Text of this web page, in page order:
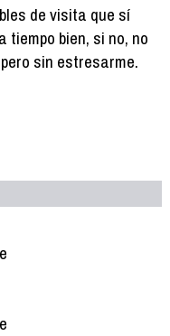
de visita que sí
tiempo bien, si no, no
sin estresarme.